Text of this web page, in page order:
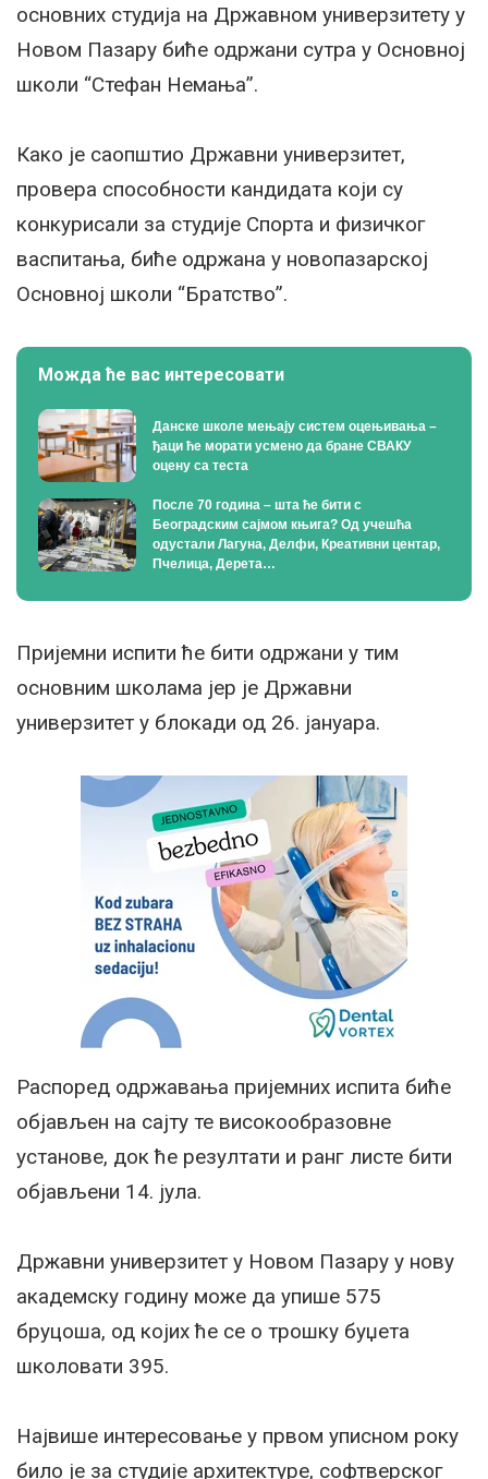
основних студија на Државном универзитету у
Новом Пазару биће одржани сутра у Основној
школи “Стефан Немања”.
Како је саопштио Државни универзитет,
провера способности кандидата који су
конкурисали за студије Спорта и физичког
васпитања, биће одржана у новопазарској
Основној школи “Братство”.
Можда ће вас интересовати
Данске школе мењају систем оцењивања –
ђаци ће морати усмено да бране СВАКУ
оцену са теста
После 70 година – шта ће бити с
Београдским сајмом књига? Од учешћа
одустали Лагуна, Делфи, Креативни центар,
Пчелица, Дерета…
Пријемни испити ће бити одржани у тим
основним школама јер је Државни
универзитет у блокади од 26. јануара.
Распоред одржавања пријемних испита биће
објављен на сајту те високообразовне
установе, док ће резултати и ранг листе бити
објављени 14. јула.
Државни универзитет у Новом Пазару у нову
академску годину може да упише 575
бруцоша, од којих ће се о трошку буџета
школовати 395.
Највише интересовање у првом уписном року
било је за студије архитектуре, софтверског